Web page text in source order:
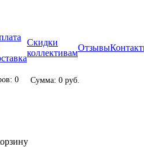
Скидки
коллективам
Отзывы
0 Сумма: 0 руб.